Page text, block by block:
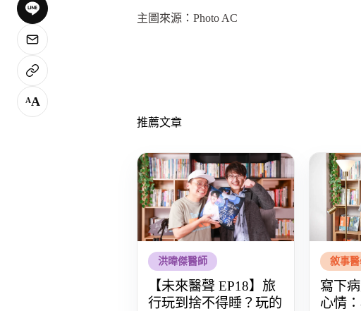
主圖來源：Photo AC
推薦文章
洪暐傑醫師
【未來醫聲 EP18】旅
行玩到捨不得睡？玩的
敘事
寫下
心情
AA